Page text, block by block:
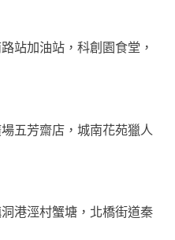
加油站，科創園食堂，
芳齋店，城南花苑獵人
涇村蟹塘，北橋街道秦